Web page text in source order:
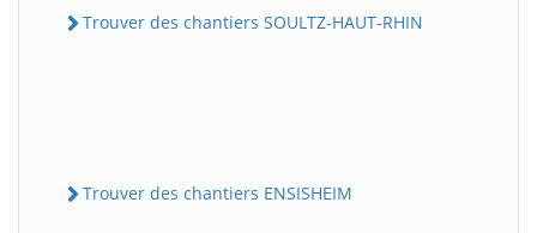
Trouver des chantiers SOULTZ-HAUT-RHIN
Trouver des chantiers ENSISHEIM